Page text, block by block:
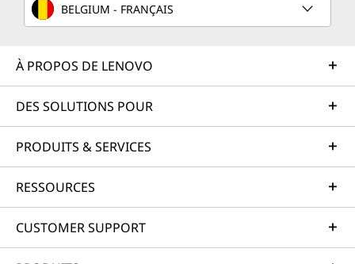
BELGIUM - FRANÇAIS
À PROPOS DE LENOVO
DES SOLUTIONS POUR
PRODUITS & SERVICES
RESSOURCES
CUSTOMER SUPPORT